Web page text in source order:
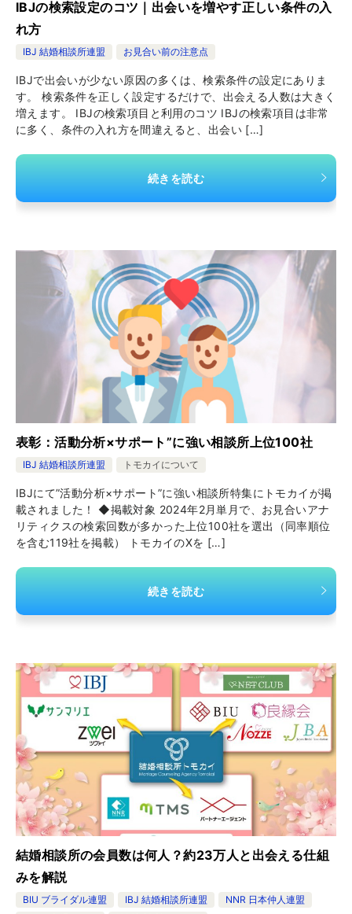
IBJの検索設定のコツ｜出会いを増やす正しい条件の入
れ方
IBJ 結婚相談所連盟 お見合い前の注意点
IBJで出会いが少ない原因の多くは、検索条件の設定にありま
す。 検索条件を正しく設定するだけで、出会える人数は大きく
増えます。 IBJの検索項目と利用のコツ IBJの検索項目は非常
に多く、条件の入れ方を間違えると、出会い […]
続きを読む
表彰：活動分析×サポート”に強い相談所上位100社
IBJ 結婚相談所連盟 トモカイについて
IBJにて”活動分析×サポート”に強い相談所特集にトモカイが掲
載されました！ ◆掲載対象 2024年2月単月で、お見合いアナ
リティクスの検索回数が多かった上位100社を選出（同率順位
を含む119社を掲載） トモカイのXを […]
続きを読む
結婚相談所の会員数は何人？約23万人と出会える仕組
みを解説
BIU ブライダル連盟 IBJ 結婚相談所連盟
NNR 日本仲人連盟